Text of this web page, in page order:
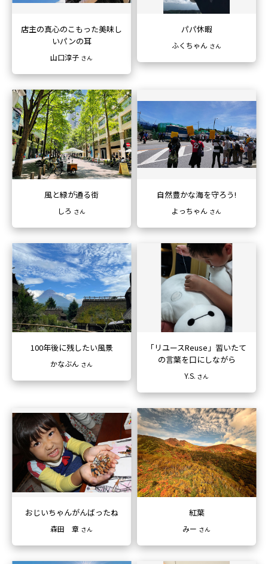
店主の真心のこもった美味し
いパンの耳
山口淳子 さん
パパ休暇
ふくちゃん さん
風と緑が通る街
しろ さん
自然豊かな海を守ろう!
よっちゃん さん
100年後に残したい風景
かなぶん さん
「リユースReuse」 習いたて
の言葉を口にしながら
Y.S. さん
おじいちゃんがんばったね
森田 章 さん
紅葉
みー さん